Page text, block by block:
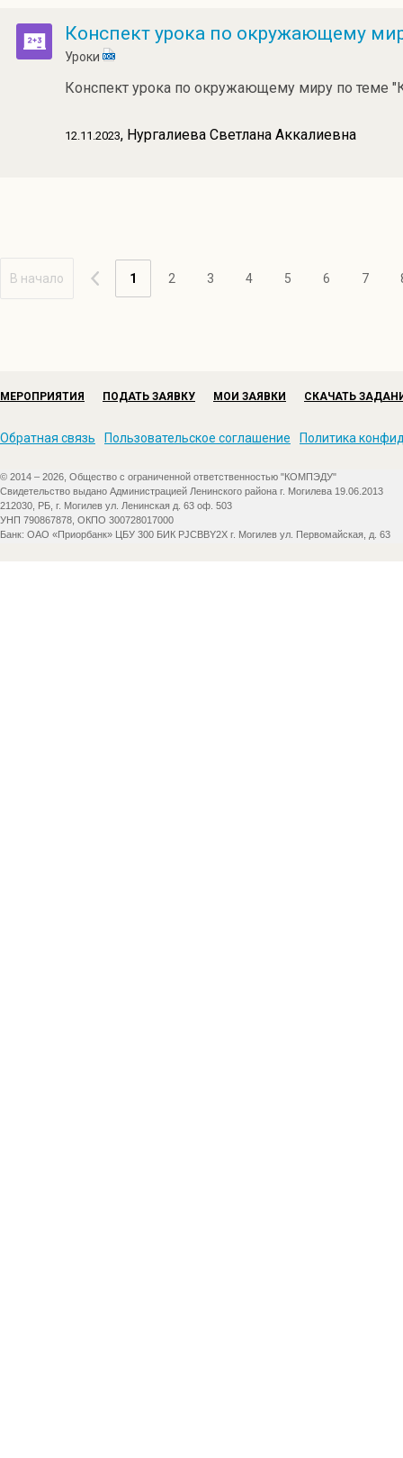
Конспект урока по окружающему
Уроки
Конспект урока по окружающему миру по теме
12.11.2023, Нургалиева Светлана Аккалиевна
В начало 1 2 3 4 5 6 7
МЕРОПРИЯТИЯ ПОДАТЬ ЗАЯВКУ МОИ ЗАЯВКИ СКАЧАТЬ
Обратная связь Пользовательское соглашение Политика
© 2014 – 2026, Общество с ограниченной ответственностью "КОМПЭДУ"
Свидетельство выдано Администрацией Ленинского района г. Могилева 19.06.2013
212030, РБ, г. Могилев ул. Ленинская д. 63 оф. 503
УНП 790867878, ОКПО 300728017000
Банк: ОАО «Приорбанк» ЦБУ 300 БИК PJCBBY2X г. Могилев ул. Первомайская, д. 63